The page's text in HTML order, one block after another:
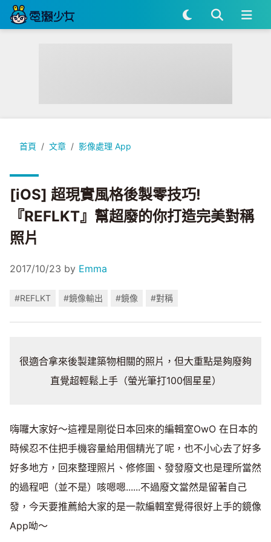
首頁 文章 影像處理 App
[iOS] 超現實風格後製零技巧!『REFLKT』幫超廢的你打造完美
[iOS] 超現實風格後製零技巧!
『REFLKT』幫超廢的你打造完美對稱
照片
2017/10/23 by Emma
#REFLKT #鏡像輸出 #鏡像 #對稱
很適合拿來後製建築物相關的照片，但大重點是夠廢夠
直覺超輕鬆上手（螢光筆打100個星星）
嗨囉大家好～這裡是剛從日本回來的編輯室OwO 在日本的
時候忍不住把手機容量給用個精光了呢，也不小心去了好多
好多地方，回來整理照片、修修圖、發發廢文也是理所當然
的過程吧（並不是）咳嗯嗯......不過廢文當然是留著自己
發，今天要推薦給大家的是一款編輯室覺得很好上手的鏡像
App呦～